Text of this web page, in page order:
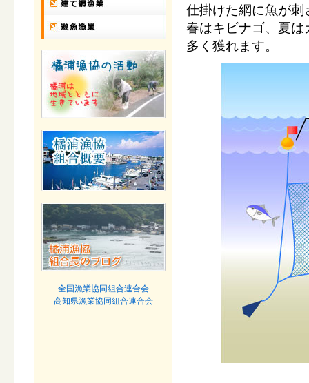
全国漁業協同組合連合会
高知県漁業協同組合連合会
仕掛けた網に魚が
春はキビナゴ、夏
多く獲れます。